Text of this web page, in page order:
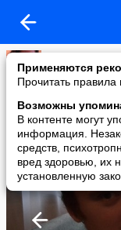
Применяются
Прочитать
Возможны
В контенте могут
информация.
средств,
вред здоровью, их
установленную
Алюня
added a photo
25 Mar в 23:40